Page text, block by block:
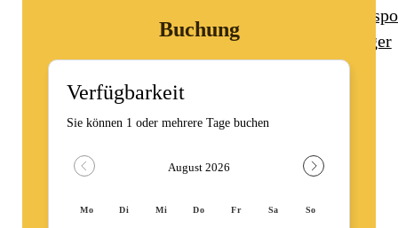
Bagger
Ratgeber
Buchung